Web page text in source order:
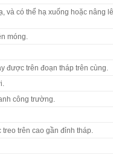
và có thể hạ xuống hoặc nâng
móng.
được trên đoạn tháp trên cùng.
công trường.
trên cao gần đỉnh tháp.